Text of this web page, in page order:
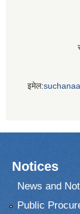
इमेल:
Notices
News and
Public